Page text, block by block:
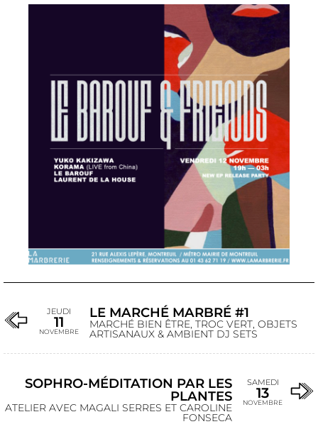
JEUDI
11
NOVEMBRE
LE MARCHÉ MARBRÉ #1
MARCHÉ BIEN ÊTRE, TROC VERT, OBJETS
ARTISANAUX & AMBIENT DJ SETS
SOPHRO-MÉDITATION PAR LES
PLANTES
ATELIER AVEC MAGALI SERRES ET CAROLINE
FONSECA
SAMEDI
13
NOVEMBRE